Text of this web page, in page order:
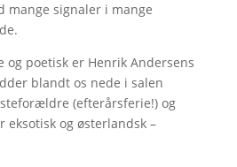
mange signaler i mange
og poetisk er Henrik Andersens
blandt os nede i salen
(efterårsferie!) og
eksotisk og østerlandsk –